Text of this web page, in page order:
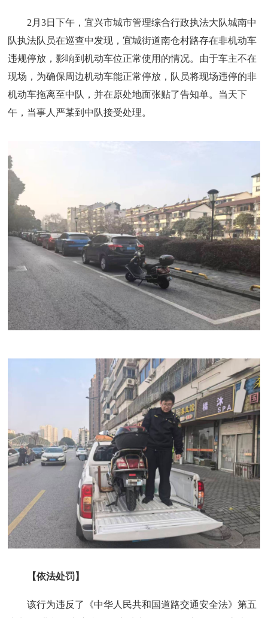
2月3日下午，宜兴市城市管理综合行政执法大队城南中
队执法队员在巡查中发现，宜城街道南仓村路存在非机动车
违规停放，影响到机动车位正常使用的情况。由于车主不在
现场，为确保周边机动车能正常停放，队员将现场违停的非
机动车拖离至中队，并在原处地面张贴了告知单。当天下
午，当事人严某到中队接受处理。
【依法处罚】
该行为违反了《中华人民共和国道路交通安全法》第五